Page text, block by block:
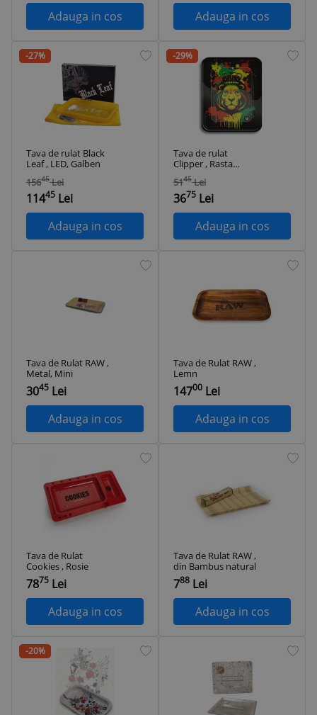
Adauga in cos Adauga in cos
-27%
Tava de rulat Black
Leaf , LED, Galben
15645 Lei
11445 Lei
Adauga in cos
-29%
Tava de rulat
Clipper , Rasta
Stencil Lion
5145 Lei
3675 Lei
Adauga in cos
Tava de Rulat RAW ,
Metal, Mini
3045 Lei
Adauga in cos
Tava de Rulat RAW ,
Lemn
14700 Lei
Adauga in cos
Tava de Rulat
Cookies , Rosie
7875 Lei
Adauga in cos
Tava de Rulat RAW ,
din Bambus natural
788 Lei
Adauga in cos
-20%